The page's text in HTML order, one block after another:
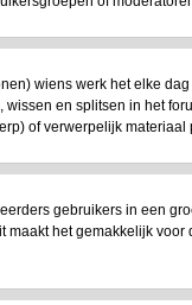
wiens werk het elke
en splitsen in het
of verwerpelijk materiaal
gebruikers in een
het gemakkelijk